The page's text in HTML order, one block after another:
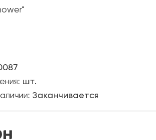
шт.
Заканчивается